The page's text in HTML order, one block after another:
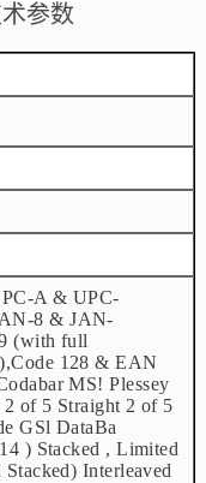
参数
A & UPC-
8 & JAN-
(with full
128 & EAN
MS! Plessey
of 5 Straight 2 of 5
GSl DataBa
) Stacked , Limited
Interleaved